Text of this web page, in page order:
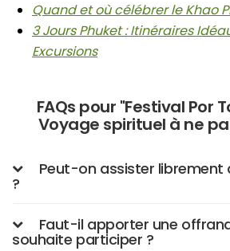
Quand et où célébrer le Khao
3 Jours Phuket : Itinéraires
Excursions
FAQs pour "Festival Por
Voyage spirituel à ne
Peut-on assister librement
?
Faut-il apporter une
souhaite participer ?